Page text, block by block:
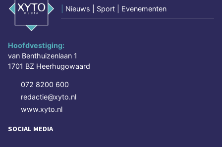
Nieuws | Sport | Evenementen
Hoofdvestiging:
van Benthuizenlaan 1
1701 BZ Heerhugowaard
072 8200 600
redactie@xyto.nl
www.xyto.nl
SOCIAL MEDIA